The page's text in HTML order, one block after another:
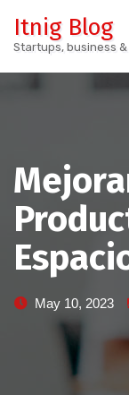
Itnig Blog
Startups, business
May 10, 2023